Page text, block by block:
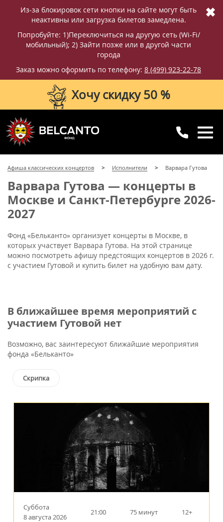
Из-за блокировок сети кнопки на сайте могут быть
неактивны или загрузка билетов замедлена.
Попробуйте: 1)Переключиться на другую сеть (Wi-Fi/
мобильный); 2) Зайти позже или в другой части
города
Заказ можно оформить по телефону: 8 (499) 923-22-78
✖
Хочу скидку 50 %
8 (499) 923-22-78
8 (800) 770-09-71
для регионов
Афиша классических концертов Исполнители Варвара Гутова
Варвара Гутова — концерты в
Москве и Санкт-Петербурге 2026-
2027
Фонд «Бельканто» организует концерты в Москве, в
которых участвует Варвара Гутова. На этой странице
можно посмотреть афишу предстоящих концертов в 2026 г.
с участием Гутовой и купить билет на удобную вам дату.
В ближайшее время мероприятий с
участием Гутовой нет
Возможно, вас заинтересуют ближайшие мероприятия
фонда «Бельканто»
Скрипка
Суббота
8 августа 2026
21:00 75 минут 12+